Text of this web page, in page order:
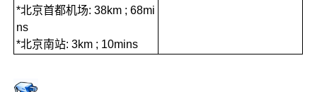
*北京首都机场: 38km ; 68mi
ns
*北京南站: 3km ; 10mins